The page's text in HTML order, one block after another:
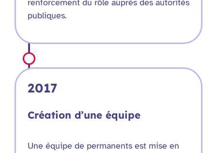
renforcement du rôle auprès des autorités
publiques.
2017
Création d’une équipe
Une équipe de permanents est mise en